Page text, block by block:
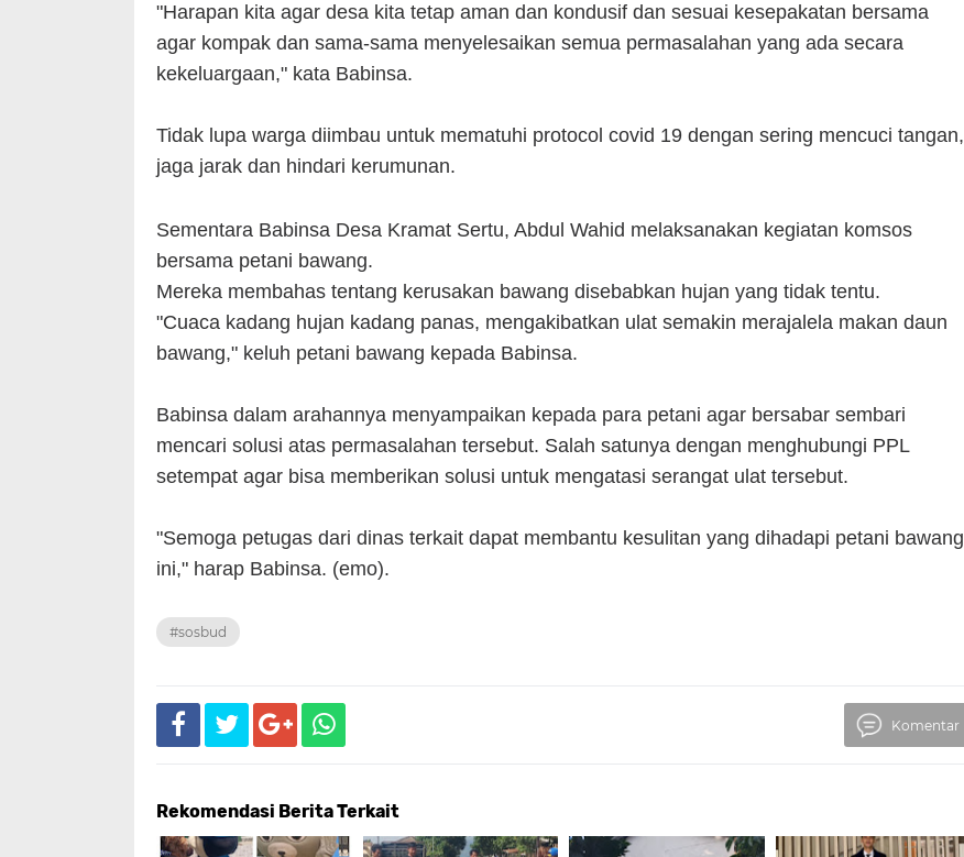
"Harapan kita agar desa kita tetap aman dan kondusif dan sesuai kesepakatan bersama
agar kompak dan sama-sama menyelesaikan semua permasalahan yang ada secara
kekeluargaan," kata Babinsa.
Tidak lupa warga diimbau untuk mematuhi protocol covid 19 dengan sering mencuci tangan,
jaga jarak dan hindari kerumunan.
Sementara Babinsa Desa Kramat Sertu, Abdul Wahid melaksanakan kegiatan komsos
bersama petani bawang.
Mereka membahas tentang kerusakan bawang disebabkan hujan yang tidak tentu.
"Cuaca kadang hujan kadang panas, mengakibatkan ulat semakin merajalela makan daun
bawang," keluh petani bawang kepada Babinsa.
Babinsa dalam arahannya menyampaikan kepada para petani agar bersabar sembari
mencari solusi atas permasalahan tersebut. Salah satunya dengan menghubungi PPL
setempat agar bisa memberikan solusi untuk mengatasi serangat ulat tersebut.
"Semoga petugas dari dinas terkait dapat membantu kesulitan yang dihadapi petani bawang
ini," harap Babinsa. (emo).
#sosbud
Komentar
Rekomendasi Berita Terkait